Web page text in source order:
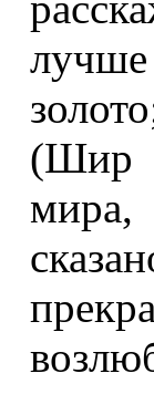
(Шир